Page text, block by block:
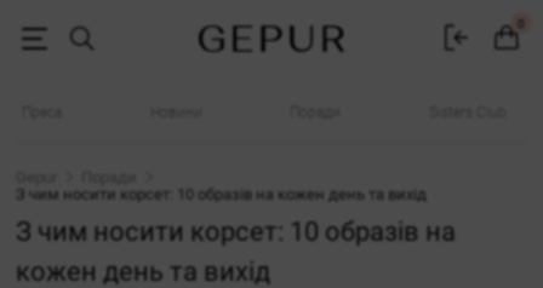
З чим носити корсет: 10 образів на кожен день та вихід
З чим носити корсет: 10 образів на
кожен день та вихід